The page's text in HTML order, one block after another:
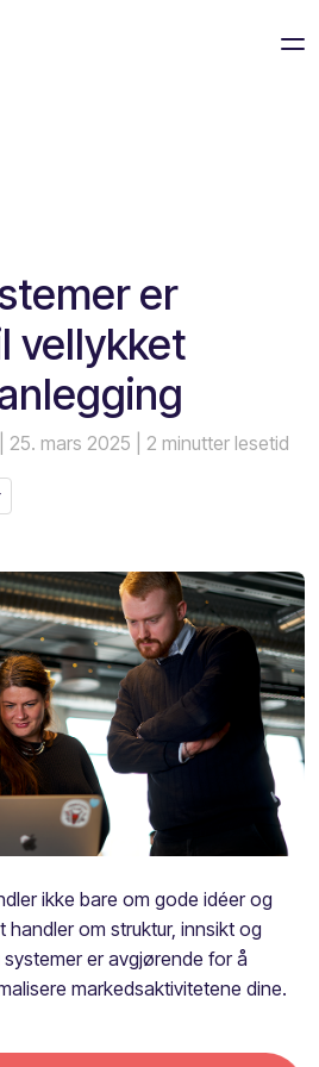
er
vellykket
| 25. mars 2025 | 2 minutter lesetid
ikke bare om gode idéer og
handler om struktur, innsikt og
er avgjørende for å
markedsaktivitetene dine.